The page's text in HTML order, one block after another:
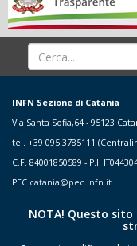
INFN Sezione di Catania
Via Santa Sofia,64 - 95123
tel. +39 095 3785111
C.F. 84001850589 - P.I.
PEC catania@pec.infn.it
NOTA! Questo